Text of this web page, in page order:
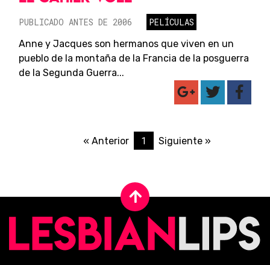
PUBLICADO ANTES DE 2006
PELÍCULAS
Anne y Jacques son hermanos que viven en un
pueblo de la montaña de la Francia de la posguerra
de la Segunda Guerra...
« Anterior 1 Siguiente »